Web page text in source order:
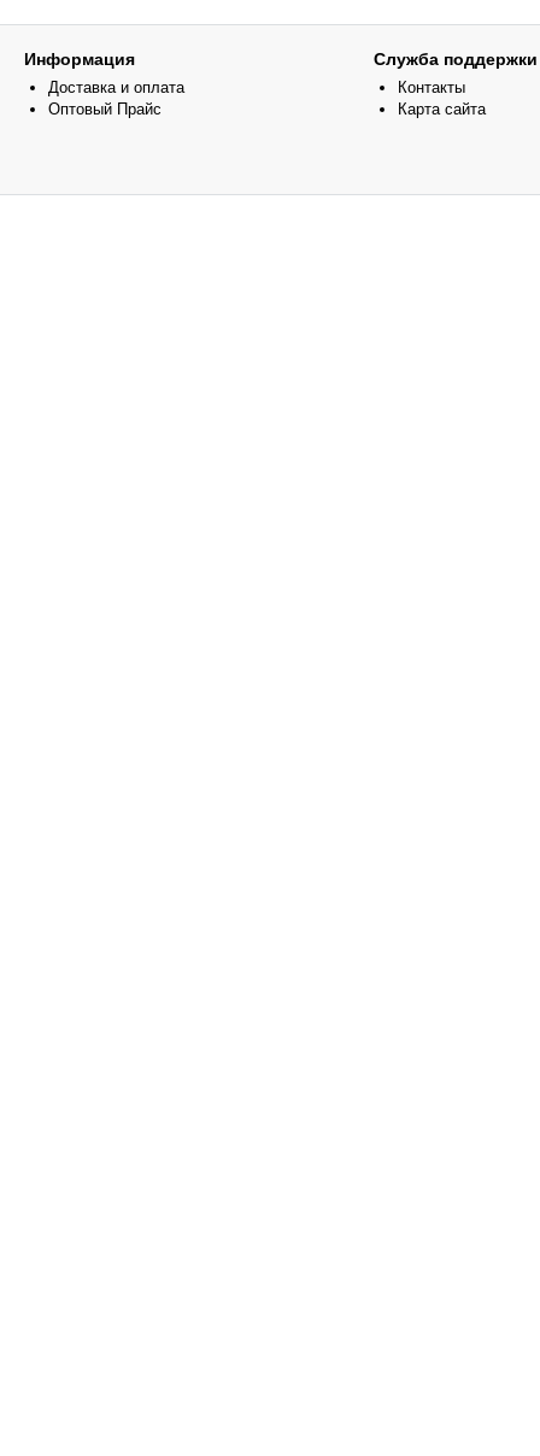
Информация
Доставка и оплата
Оптовый Прайс
Служба поддержки
Контакты
Карта сайта